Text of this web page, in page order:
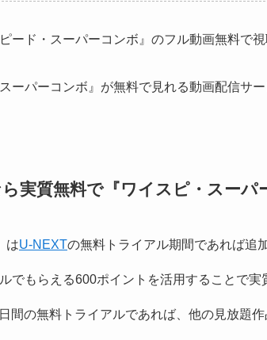
ピード・スーパーコンボ』のフル動画無料で
スーパーコンボ』が無料で見れる動画配信サー
実質無料で『ワイスピ・スーパ
はU-NEXTの無料トライアル期間であれば追
でもらえる600ポイントを活用することで実
間の無料トライアルであれば、他の見放題